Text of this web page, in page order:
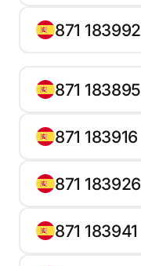
871 183992
871 183895
871 183916
871 183926
871 183941